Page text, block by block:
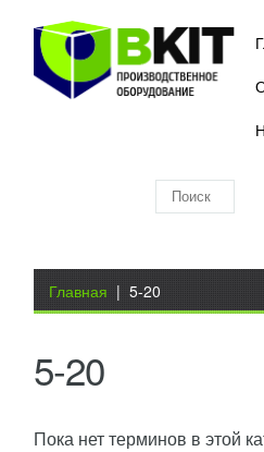
Вы здесь
Главная | 5-20
5-20
Пока нет терминов в этой